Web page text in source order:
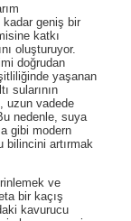
geniş bir
katkı
oluşturuyor.
doğrudan
yaşanan
sularının
uzun vadede
nedenle, suya
gibi modern
bilincini artırmak
ve
bir kaçış
kavurucu